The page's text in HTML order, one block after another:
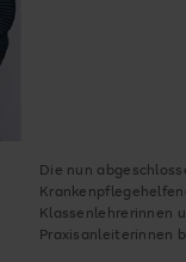
Die nun
Klassenlehrerinnen
Praxisanleiterinnen